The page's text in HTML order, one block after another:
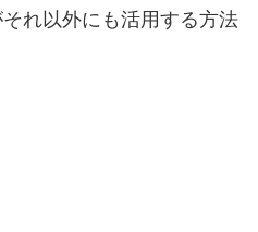
れ以外にも活用する方法